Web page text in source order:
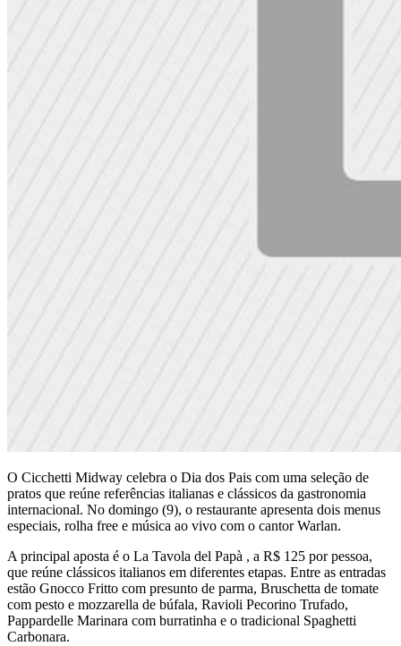
O Cicchetti Midway celebra o Dia dos Pais com uma seleção de
pratos que reúne referências italianas e clássicos da gastronomia
internacional. No domingo (9), o restaurante apresenta dois menus
especiais, rolha free e música ao vivo com o cantor Warlan.
A principal aposta é o La Tavola del Papà , a R$ 125 por pessoa,
que reúne clássicos italianos em diferentes etapas. Entre as entradas
estão Gnocco Fritto com presunto de parma, Bruschetta de tomate
com pesto e mozzarella de búfala, Ravioli Pecorino Trufado,
Pappardelle Marinara com burratinha e o tradicional Spaghetti
Carbonara.